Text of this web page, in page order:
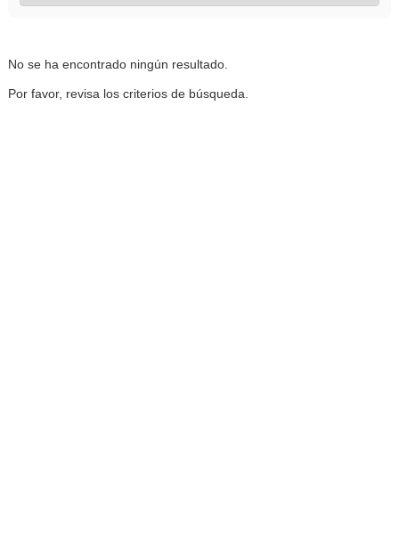
No se ha encontrado ningún resultado.
Por favor, revisa los criterios de búsqueda.